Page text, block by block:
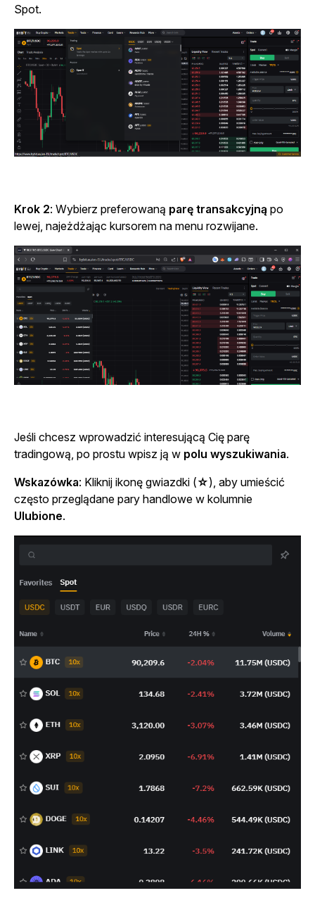
Spot.
Krok 2: Wybierz preferowaną parę transakcyjną po
lewej, najeżdżając kursorem na menu rozwijane.
Jeśli chcesz wprowadzić interesującą Cię parę
tradingową, po prostu wpisz ją w polu wyszukiwania.
Wskazówka: Kliknij ikonę gwiazdki (☆), aby umieścić
często przeglądane pary handlowe w kolumnie
Ulubione.